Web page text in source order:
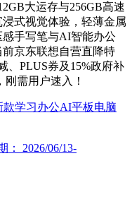
大运存与256GB高速
式视觉体验，轻薄金属
感手写笔与AI智能办公
京东联想自营直降特
、PLUS券及15%政府补
刚需用户速入！
款学习办公AI平板电脑
：
2026/06/13-